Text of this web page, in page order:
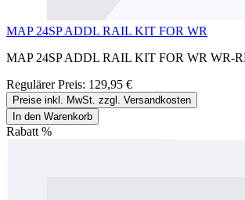
MAP 24SP ADDL RAIL KIT FOR WR
MAP 24SP ADDL RAIL KIT FOR WR WR-
Regulärer Preis: 129,95 €
Preise inkl. MwSt. zzgl. Versandkosten
In den Warenkorb
Rabatt %